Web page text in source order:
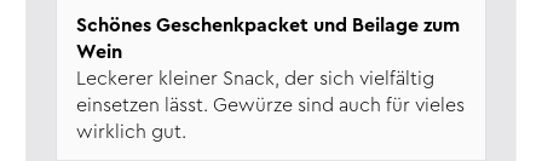
Schönes Geschenkpacket und Beilage zum
Wein
Leckerer kleiner Snack, der sich vielfältig
einsetzen lässt. Gewürze sind auch für vieles
wirklich gut.